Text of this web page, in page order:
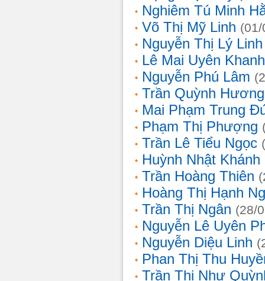
Nghiêm Tú Minh
Võ Thị Mỹ Linh
Nguyễn Thị Lý Linh
Lê Mai Uyên Khanh
Nguyễn Phú Lâm
Trần Quỳnh Hương
Mai Phạm Trung
Phạm Thị Phượng
Trần Lê Tiểu Ngọc
Huỳnh Nhật Khánh
Trần Hoàng Thiên
Hoàng Thị Hạnh
Trần Thị Ngân (28/
Nguyễn Lê Uyên
Nguyễn Diệu Linh
Phan Thị Thu
Trần Thị Như